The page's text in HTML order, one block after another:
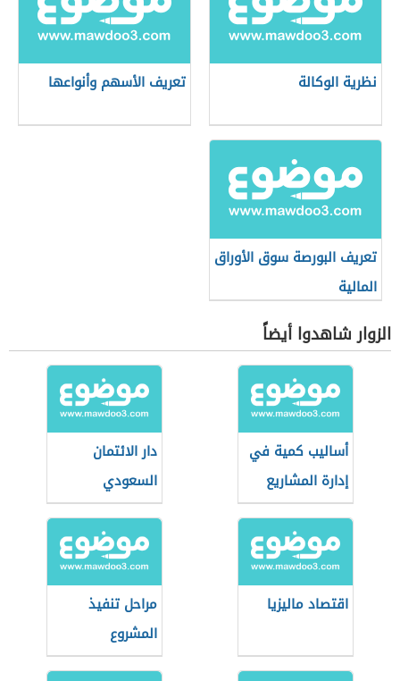
نظرية الوكالة تعريف الأسهم وأنواعها
تعريف البورصة سوق الأوراق
المالية
الزوار شاهدوا أيضاً
أساليب كمية في
إدارة المشاريع
دار الائتمان
السعودي
اقتصاد ماليزيا
مراحل تنفيذ
المشروع